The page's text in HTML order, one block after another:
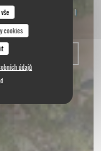
cookies
údajů
CUISINE FUSION |